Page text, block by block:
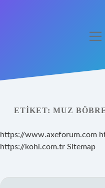
Yasal Uyarı
Hakkımızda
ETIKET: MUZ
https://www.axeforum.com
https://kohi.com.tr Sitemap